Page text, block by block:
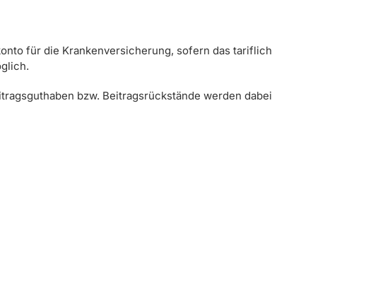
für die Krankenversicherung, sofern das tariflich
bzw. Beitragsrückstände werden dabei